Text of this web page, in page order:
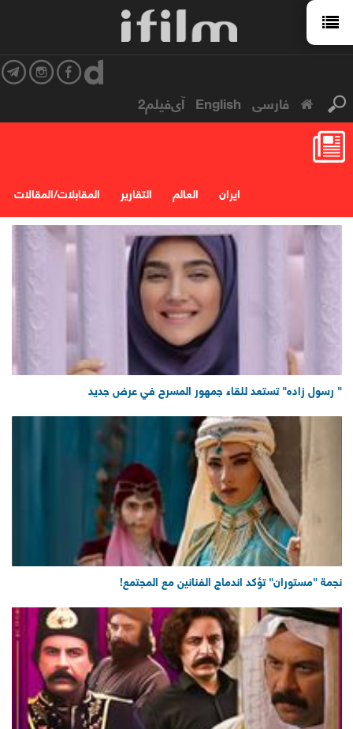
فارسی English آی‌فیلم2
المقابلات/المقالات التقارير العالم ایران
" رسول زاده" تستعد للقاء جمهور المسرح في عرض جديد
نجمة "مستوران" تؤكد اندماج الفنانين مع المجتمع!